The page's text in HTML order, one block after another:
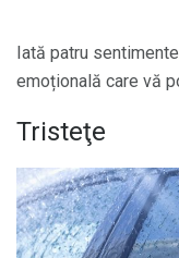
Iată patru
emoțională care vă
Tristeţe